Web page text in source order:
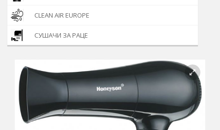
CLEAN AIR EUROPE
СУШАЧИ ЗА РАЦЕ